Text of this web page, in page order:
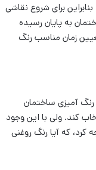
برای شروع نقاشی
به پایان رسیده
زمان مناسب رنگ
آمیزی ساختمان
کند. ولی با این وجود
که آیا رنگ روغنی